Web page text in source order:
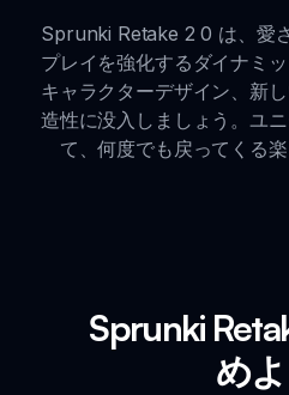
Sprunki Retake 2 0 は、愛
プレイを強化するダイナミ
キャラクターデザイン、新
造性に没入しましょう。ユ
て、何度でも戻ってくる
Sprunki
め